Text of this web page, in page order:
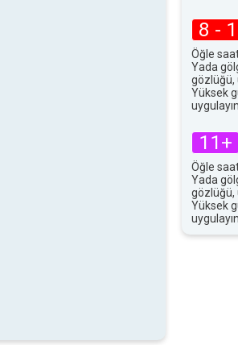
8 -
Öğle
Yada
gözlüğü,
Yüksek
uygulayın.
11+
Öğle
Yada
gözlüğü,
Yüksek
uygulayın.